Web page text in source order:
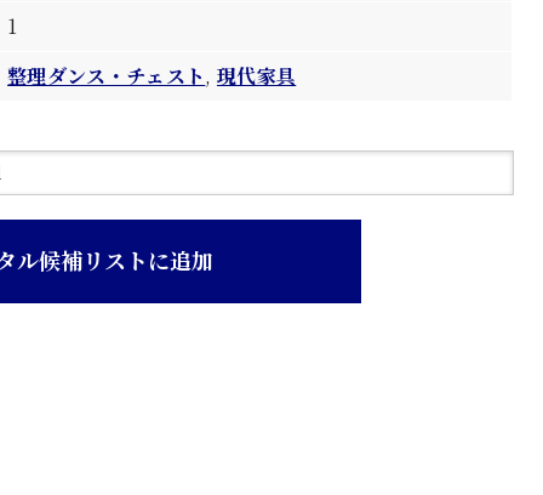
1
整理ダンス・チェスト, 現代家具
ル候補リストに追加